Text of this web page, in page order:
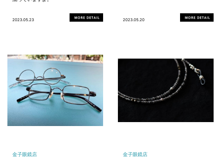
2023.05.23 2023.05.20
金子眼鏡店 金子眼鏡店